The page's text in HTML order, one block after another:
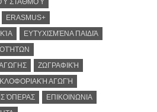
ΣΤΑΘΜΟΎ
ERASMUS+
ΕΥΤΥΧΙΣΜΈΝΑ ΠΑΙΔΙΆ
ΖΩΓΡΑΦΙΚΉ
ΑΓΩΓΉ
ΌΠΕΡΑΣ
ΕΠΙΚΟΙΝΩΝΙΑ